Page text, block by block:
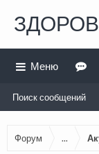
Форум ...
Меню
Поиск сообщений